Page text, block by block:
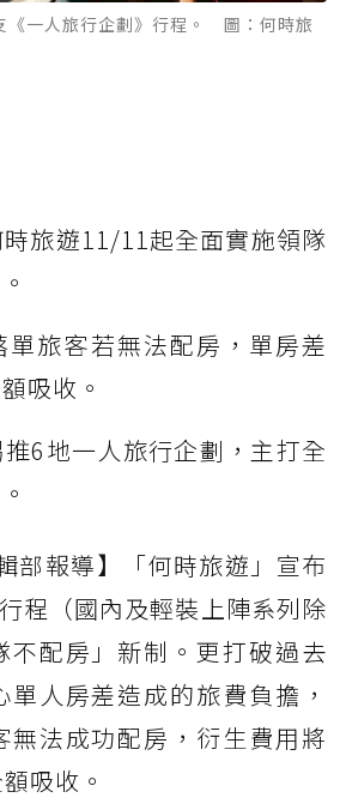
《一人旅行企劃》行程。 圖：何時旅
旅遊11/11起全面實施領隊
單旅客若無法配房，單房差
吸收。
推6地一人旅行企劃，主打全
部報導】「何時旅遊」宣布
程（國內及輕裝上陣系列除
不配房」新制。更打破過去
人房差造成的旅費負擔，
無法成功配房，衍生費用將
吸收。